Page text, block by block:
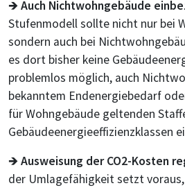
🡺Auch Nichtwohngebäude
Stufenmodell sollte nicht nur bei
sondern auch bei
es dort bisher keine
problemlos möglich, auch
bekanntem Endenergiebedarf
für Wohngebäude geltenden
Gebäudeenergieeffizienzklassen
🡺Ausweisung der CO2-Kosten
der Umlagefähigkeit setzt